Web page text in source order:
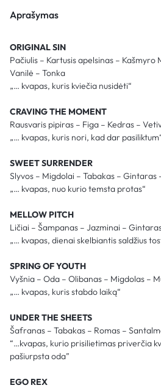
Aprašymas
ORIGINAL SIN
Pačiulis – Kartusis apelsinas – Kašmyro
Vanilė – Tonka
„… kvapas, kuris kviečia nusidėti“
CRAVING THE MOMENT
Rausvaris pipiras – Figa – Kedras –
„… kvapas, kuris nori, kad dar
SWEET SURRENDER
Slyvos – Migdolai – Tabakas – Gintaras
„… kvapas, nuo kurio temsta protas“
MELLOW PITCH
Ličiai – Šampanas – Jazminai –
„… kvapas, dienai skelbiantis saldžius
SPRING OF YOUTH
Vyšnia – Oda – Olibanas – Migdolas –
„… kvapas, kuris stabdo laiką“
UNDER THE SHEETS
Šafranas – Tabakas – Romas –
“…kvapas, kurio prisilietimas priverčia
pašiurpsta oda”
EGO REX